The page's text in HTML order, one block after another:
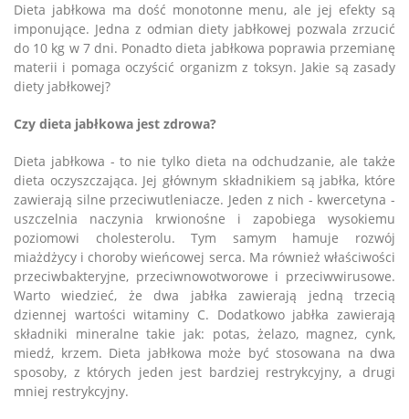
Dieta jabłkowa ma dość monotonne menu, ale jej efekty są
imponujące. Jedna z odmian diety jabłkowej pozwala zrzucić
do 10 kg w 7 dni. Ponadto dieta jabłkowa poprawia przemianę
materii i pomaga oczyścić organizm z toksyn. Jakie są zasady
diety jabłkowej?
Czy dieta jabłkowa jest zdrowa?
Dieta jabłkowa - to nie tylko dieta na odchudzanie, ale także
dieta oczyszczająca. Jej głównym składnikiem są jabłka, które
zawierają silne przeciwutleniacze. Jeden z nich - kwercetyna -
uszczelnia naczynia krwionośne i zapobiega wysokiemu
poziomowi cholesterolu. Tym samym hamuje rozwój
miażdżycy i choroby wieńcowej serca. Ma również właściwości
przeciwbakteryjne, przeciwnowotworowe i przeciwwirusowe.
Warto wiedzieć, że dwa jabłka zawierają jedną trzecią
dziennej wartości witaminy C. Dodatkowo jabłka zawierają
składniki mineralne takie jak: potas, żelazo, magnez, cynk,
miedź, krzem. Dieta jabłkowa może być stosowana na dwa
sposoby, z których jeden jest bardziej restrykcyjny, a drugi
mniej restrykcyjny.